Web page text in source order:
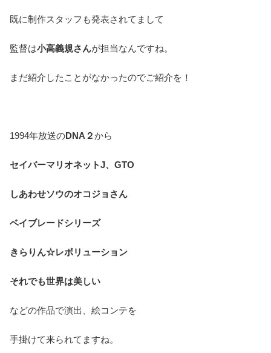
既に制作スタッフも発表されてまして
監督は小高義規さんが担当なんですね。
まだ紹介したことがなかったのでご紹介を！
1994年放送のDNA２から
セイバーマリオネットJ、GTO
しあわせソウのオコジョさん
ベイブレードシリーズ
きらりん☆レボリューション
それでも世界は美しい
などの作品で演出、絵コンテを
手掛けて来られてますね。